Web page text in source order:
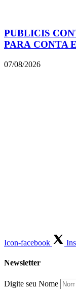
PUBLICIS
PARA CONTA
07/08/2026
Icon-facebook
Newsletter
Digite seu Nome